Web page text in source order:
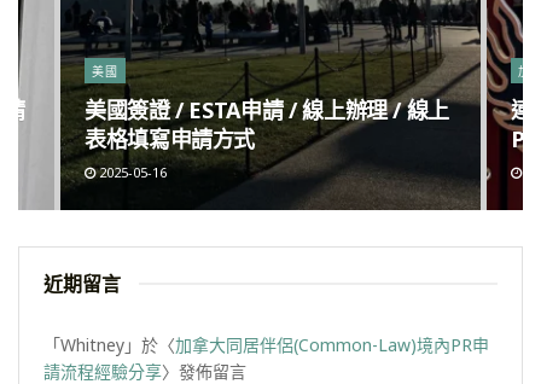
美國
美國簽證 / ESTA申請 / 線上辦理 / 線上
表格填寫申請方式
2025-05-16
加
連
近期留言
「Whitney 」於〈加拿大同居伴侶(Common-Law)境內PR申
請流程經驗分享〉發佈留言